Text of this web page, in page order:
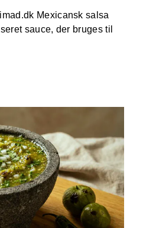
Mexicansk salsa
sauce, der bruges til